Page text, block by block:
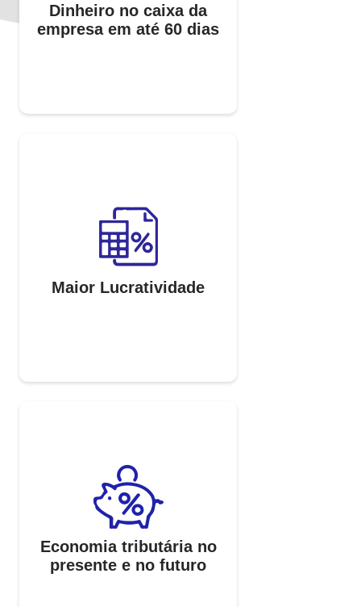
Dinheiro no caixa da
empresa em até 60 dias
Maior Lucratividade
Economia tributária no
presente e no futuro